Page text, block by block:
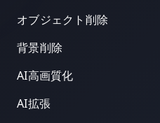
オブジェクト削除
背景削除
AI高画質化
AI拡張